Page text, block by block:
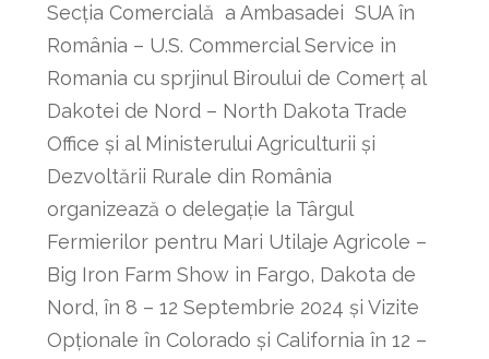
Secția Comercială a Ambasadei SUA în
România – U.S. Commercial Service in
Romania cu sprjinul Biroului de Comerț al
Dakotei de Nord – North Dakota Trade
Office și al Ministerului Agriculturii și
Dezvoltării Rurale din România
organizează o delegație la Târgul
Fermierilor pentru Mari Utilaje Agricole –
Big Iron Farm Show in Fargo, Dakota de
Nord, în 8 – 12 Septembrie 2024 și Vizite
Opționale în Colorado și California în 12 –